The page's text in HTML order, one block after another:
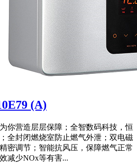
(A)
你营造层层保障；全智数码科技，恒
全封闭燃烧室防止燃气外泄；双电磁
密调节；智能抗风压，保障燃气正常
减少NOx等有害...